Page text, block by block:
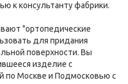
к консультанту фабрики.
"ортопедические
для придания
поверхности. Вы
изделие с
по Москве и Подмосковью с